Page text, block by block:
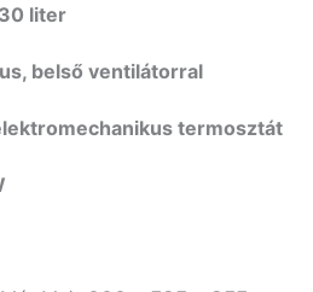
liter
belső ventilátorral
termosztát